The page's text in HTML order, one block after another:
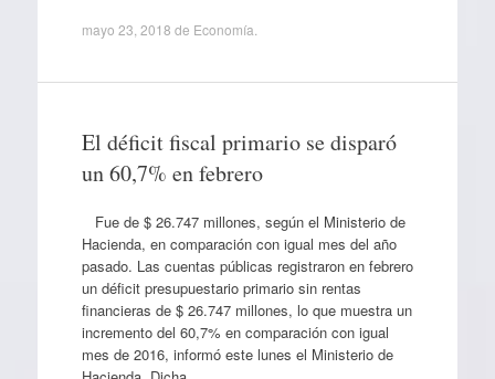
mayo 23, 2018 de Economía
El déficit fiscal primario se disparó
un 60,7% en febrero
Fue de $ 26.747 millones, según el Ministerio de
Hacienda, en comparación con igual mes del año
pasado. Las cuentas públicas registraron en febrero
un déficit presupuestario primario sin rentas
financieras de $ 26.747 millones, lo que muestra un
incremento del 60,7% en comparación con igual
mes de 2016, informó este lunes el Ministerio de